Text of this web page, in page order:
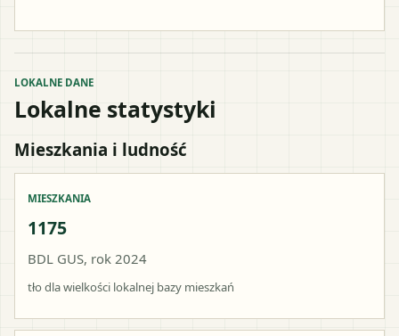
LOKALNE DANE
Lokalne statystyki
Mieszkania i ludność
MIESZKANIA
1175
BDL GUS, rok 2024
tło dla wielkości lokalnej bazy mieszkań